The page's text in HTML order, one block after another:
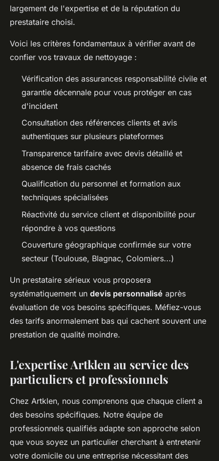
largement de l'expertise et de la réputation du
prestataire choisi.
Voici les critères fondamentaux à vérifier avant de
confier vos travaux de nettoyage :
Vérification des assurances responsabilité civile et
garantie décennale pour vous protéger en cas
d'incident
Consultation des références clients et avis
authentiques sur plusieurs plateformes
Transparence tarifaire avec devis détaillé et
absence de frais cachés
Qualification du personnel et formation aux
techniques spécialisées
Réactivité du service client et disponibilité pour
répondre à vos questions
Couverture géographique confirmée sur votre
secteur (Toulouse, Blagnac, Colomiers...)
Un prestataire sérieux vous proposera
systématiquement un devis personnalisé après
évaluation de vos besoins spécifiques. Méfiez-vous
des tarifs anormalement bas qui cachent souvent une
prestation de qualité moindre.
L'expertise Artklen au service des
particuliers et professionnels
Chez Artklen, nous comprenons que chaque client a
des besoins spécifiques. Notre équipe de
professionnels qualifiés adapte son approche selon
que vous soyez un particulier cherchant à entretenir
votre domicile ou une entreprise nécessitant des